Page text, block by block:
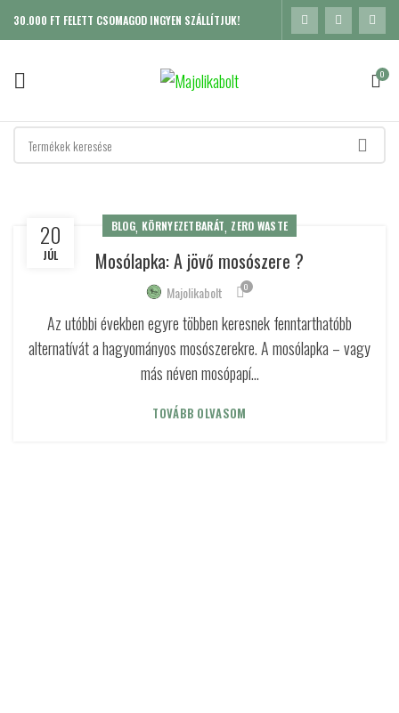
30.000 FT FELETT CSOMAGOD INGYEN SZÁLLÍTJUK!
0
20
JÚL
BLOG, KÖRNYEZETBARÁT, ZERO WASTE
Mosólapka: A jövő mosószere ?
Majolikabolt 0
Az utóbbi években egyre többen keresnek fenntarthatóbb
alternatívát a hagyományos mosószerekre. A mosólapka – vagy
más néven mosópapí...
TOVÁBB OLVASOM